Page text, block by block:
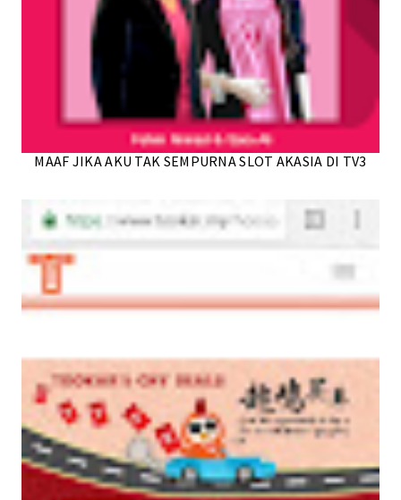
MAAF JIKA AKU TAK SEMPURNA SLOT AKASIA DI TV3